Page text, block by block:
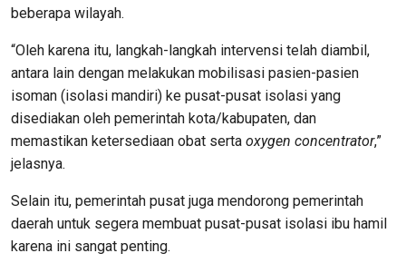
beberapa wilayah.
“Oleh karena itu, langkah-langkah intervensi telah diambil,
antara lain dengan melakukan mobilisasi pasien-pasien
isoman (isolasi mandiri) ke pusat-pusat isolasi yang
disediakan oleh pemerintah kota/kabupaten, dan
memastikan ketersediaan obat serta oxygen concentrator,”
jelasnya.
Selain itu, pemerintah pusat juga mendorong pemerintah
daerah untuk segera membuat pusat-pusat isolasi ibu hamil
karena ini sangat penting.